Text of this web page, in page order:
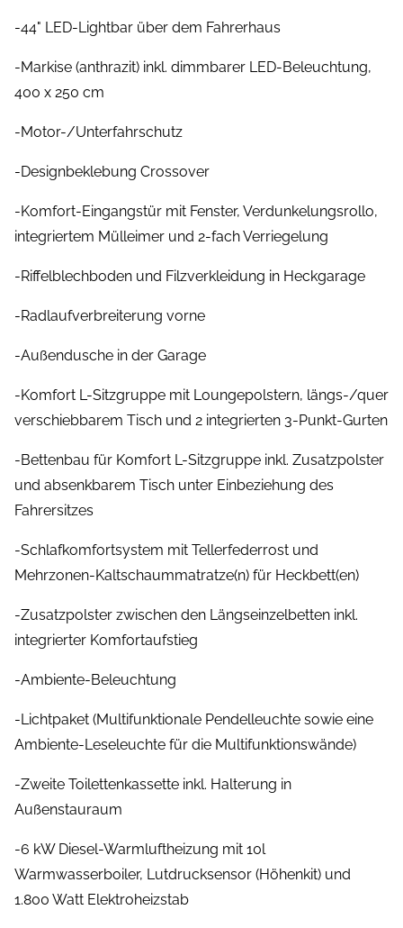
-44" LED-Lightbar über dem Fahrerhaus
-Markise (anthrazit) inkl. dimmbarer LED-Beleuchtung,
400 x 250 cm
-Motor-/Unterfahrschutz
-Designbeklebung Crossover
-Komfort-Eingangstür mit Fenster, Verdunkelungsrollo,
integriertem Mülleimer und 2-fach Verriegelung
-Riffelblechboden und Filzverkleidung in Heckgarage
-Radlaufverbreiterung vorne
-Außendusche in der Garage
-Komfort L-Sitzgruppe mit Loungepolstern, längs-/quer
verschiebbarem Tisch und 2 integrierten 3-Punkt-Gurten
-Bettenbau für Komfort L-Sitzgruppe inkl. Zusatzpolster
und absenkbarem Tisch unter Einbeziehung des
Fahrersitzes
-Schlafkomfortsystem mit Tellerfederrost und
Mehrzonen-Kaltschaummatratze(n) für Heckbett(en)
-Zusatzpolster zwischen den Längseinzelbetten inkl.
integrierter Komfortaufstieg
-Ambiente-Beleuchtung
-Lichtpaket (Multifunktionale Pendelleuchte sowie eine
Ambiente-Leseleuchte für die Multifunktionswände)
-Zweite Toilettenkassette inkl. Halterung in
Außenstauraum
-6 kW Diesel-Warmluftheizung mit 10l
Warmwasserboiler, Lutdrucksensor (Höhenkit) und
1.800 Watt Elektroheizstab